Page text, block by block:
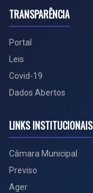
TRANSPARÊNCIA
Portal
Leis
Covid-19
Dados Abertos
LINKS INSTITUCIONAIS
Câmara Municipal
Previso
Ager